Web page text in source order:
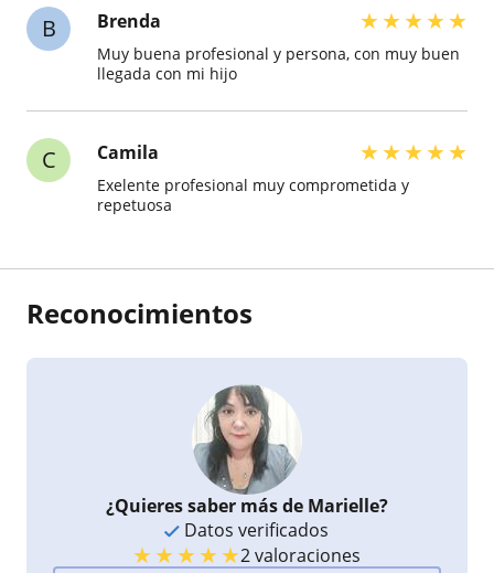
B Brenda ★★★★★
Muy buena profesional y persona, con muy buen
llegada con mi hijo
C Camila ★★★★★
Exelente profesional muy comprometida y
repetuosa
Reconocimientos
¿Quieres saber más de Marielle?
Datos verificados
★★★★★2 valoraciones